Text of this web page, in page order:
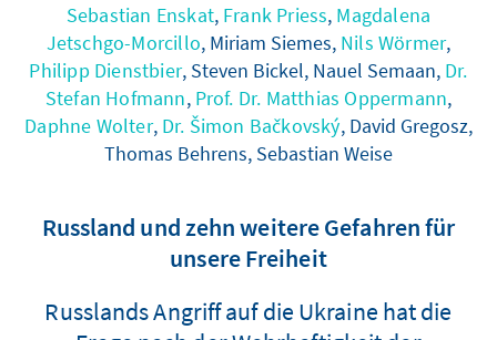
Sebastian Enskat, Frank Priess, Magdalena
Jetschgo-Morcillo, Miriam Siemes, Nils Wörmer,
Philipp Dienstbier, Steven Bickel, Nauel Semaan, Dr.
Stefan Hofmann, Prof. Dr. Matthias Oppermann,
Daphne Wolter, Dr. Šimon Bačkovský, David Gregosz,
Thomas Behrens, Sebastian Weise
Russland und zehn weitere Gefahren für
unsere Freiheit
Russlands Angriff auf die Ukraine hat die